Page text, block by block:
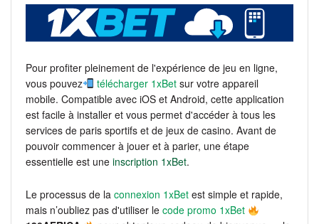
Pour profiter pleinement de l'expérience de jeu en ligne,
vous pouvez
télécharger 1xBet sur votre appareil
mobile. Compatible avec iOS et Android, cette application
est facile à installer et vous permet d'accéder à tous les
services de paris sportifs et de jeux de casino. Avant de
pouvoir commencer à jouer et à parier, une étape
essentielle est une inscription 1xBet.
Le processus de la connexion 1xBet est simple et rapide,
mais n’oubliez pas d'utiliser le code promo 1xBet